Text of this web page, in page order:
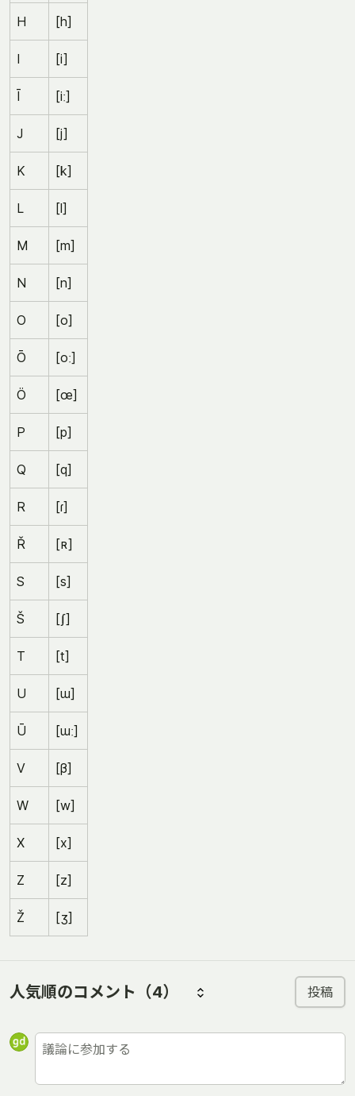
H [h]
I [i]
Ī [iː]
J [j]
K [k]
L [l]
M [m]
N [n]
O [o]
Ō [oː]
Ö [œ]
P [p]
Q [q]
R [ɾ]
Ř [ʀ]
S [s]
Š [ʃ]
T [t]
U [ɯ]
Ū [ɯː]
V [β]
W [w]
X [x]
Z [z]
Ž [ʒ]
人気順のコメント （4） 投稿